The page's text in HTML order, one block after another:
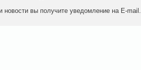
новости вы получите уведомление на E-mail.